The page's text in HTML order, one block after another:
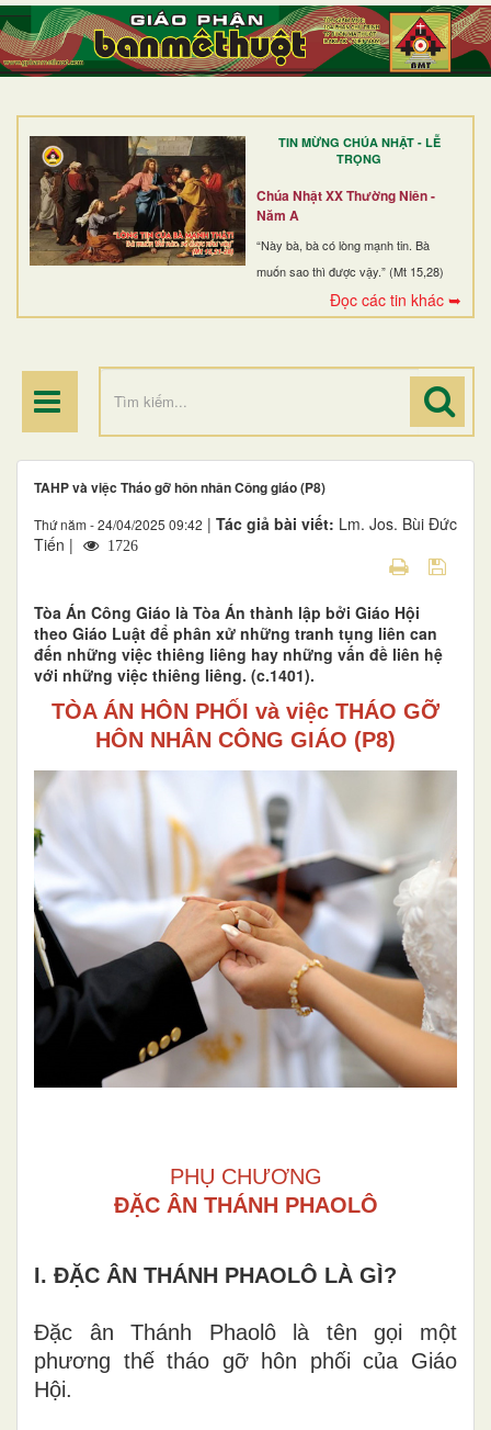
TIN MỪNG CHÚA NHẬT - LỄ
TRỌNG
Chúa Nhật XX Thường Niên -
Năm A
“Này bà, bà có lòng mạnh tin. Bà
muốn sao thì được vậy.” (Mt 15,28)
Đọc các tin khác ➥
TRANG NHẤT
GIỚI THIỆU
DÒNG TU
BAN MỤC VỤ
ĐOÀN THỂ CG
ĐIỂM HÀNH HƯƠNG
TAHP và việc Tháo gỡ hôn nhân Công giáo (P8)
Thứ năm - 24/04/2025 09:42 | Tác giả bài viết: Lm. Jos. Bùi Đức
Tiến |
1726
Tòa Án Công Giáo là Tòa Án thành lập bởi Giáo Hội
theo Giáo Luật để phân xử những tranh tụng liên can
đến những việc thiêng liêng hay những vấn đề liên hệ
với những việc thiêng liêng. (c.1401).
TÒA ÁN HÔN PHỐI và việc THÁO GỠ
HÔN NHÂN CÔNG GIÁO (P8)
PHỤ CHƯƠNG
ĐẶC ÂN THÁNH PHAOLÔ
I. ĐẶC ÂN THÁNH PHAOLÔ LÀ GÌ?
Đặc ân Thánh Phaolô là têngọi một
phương thếtháo gỡ hôn phốicủa Giáo
Hội.